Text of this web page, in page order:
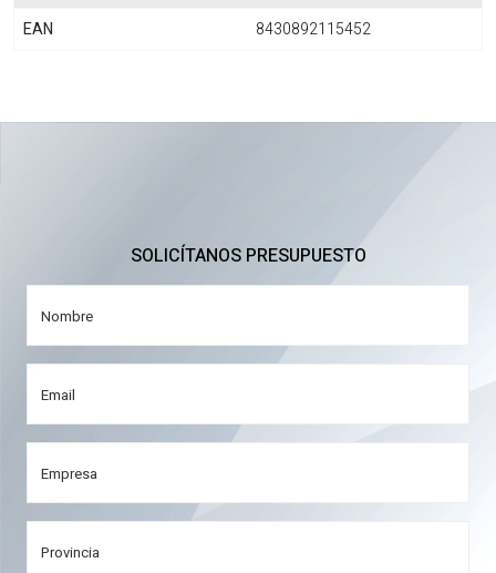
EAN
8430892115452
SOLICÍTANOS PRESUPUESTO